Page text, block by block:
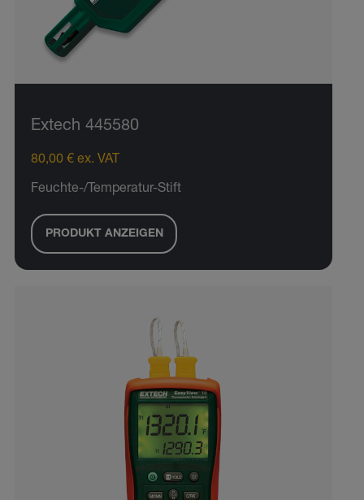
Extech 445580
80,00 € ex. VAT
Feuchte-/Temperatur-Stift
PRODUKT ANZEIGEN